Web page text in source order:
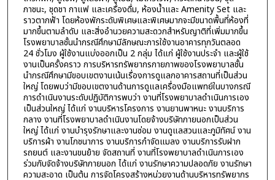
ภาชนะ, ชุดชา กาแฟ และเครื่องดื่ม, ห้องน้ำและ Amenity Set และ
ราวตากฟ้า โดยห้องพักระดับพิเศษและพิเศษมากจะมีขนาดพื้นที่ห้องที่
มากขึ้นตามลำดับ และสิ่งอำนวยความสะดวกสำหรับญาติที่เพิ่มมากขึ้น
โรงพยาบาลชั้นนำกรณีศึกษามีลักษณะการใช้งานอาคารทุกวันตลอด
24 ชั่วโมง ผู้ใช้งานแบ่งออกเป็น 2 กลุ่ม ได้แก่ ผู้ใช้งานประจำ และผู้ใช้
งานเป็นครั้งคราว การบริหารทรัพยากรกายภาพของโรงพยาบาลชั้น
นำกรณีศึกษามีขอบเขตงานเน้นเรื่องการดูแลกอาคารสถานที่เป็นส่วน
ใหญ่ โดยพบว่ามีขอบเขตงานด้านการดูแลเครื่องมือแพทย์ในบางกรณี
การดำเนินงานระดับปฏิบัติการพบว่า งานที่โรงพยาบาลดำเนินการเอง
เป็นส่วนใหญ่ ได้แก่ งานบริหารโครงการ งานยานพาหนะ งานบริการ
กลาง งานที่โรงพยาบาลดำเนินงานโดยจ้างบริษัทภายนอกเป็นส่วน
ใหญ่ ได้แก่ งานบำรุงรักษาและงานซ่อม งานดูแลสวนและภูมิทัศน์ งาน
บริการผ้า งานโภชนาการ งานบริการกำจัดแมลง งานบริการรับฝาก
รถยนต์ และงานขนย้าย จัดสถานที่ งานที่โรงพยาบาลดำเนินการเอง
ร่วมกับจัดจ้างบริษัทภายนอก ได้แก่ งานรักษาความปลอดภัย งานรักษา
ความสะอาด เป็นต้น การจัดโครงสร้างหน่วยงานด้านบริหารทรัพยากร